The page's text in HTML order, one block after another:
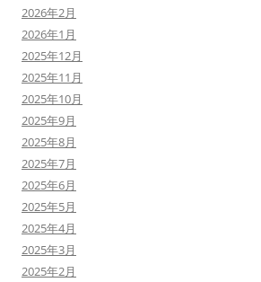
2026年2月
2026年1月
2025年12月
2025年11月
2025年10月
2025年9月
2025年8月
2025年7月
2025年6月
2025年5月
2025年4月
2025年3月
2025年2月